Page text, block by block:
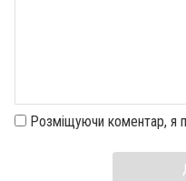
Розміщуючи коментар, я